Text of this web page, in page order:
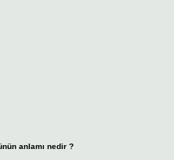
anlamı nedir ?